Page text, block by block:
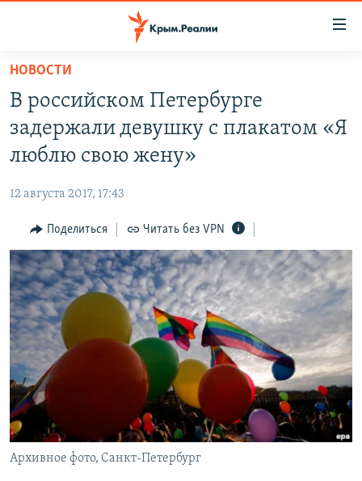
Вернуться
основному
содержанию
Вернутся
главной
навигации
Вернутся
поиску
СПЕЦПРОЕКТЫ
ГРУЗ 200
11 ЛЕТ ОККУПАЦИИ КРЫМА. 11 ИСТОРИЙ СОПРОТИВЛЕНИЯ
ВОДА
ЕЩЕ
ИНТЕРАКТИВ
ИНФОГРАФИКА
ТЕЛЕПРОЕКТ КРЫМ.РЕАЛИИ
СОВЕТЫ ПРАВОЗАЩИТНИКОВ
ПРОПАВШИЕ БЕЗ ВЕСТИ
ПОБЕДИТЕЛЕЙ НЕ СУДЯТ?
КРЫМ.НЕПОКОРЕННЫЙ
ELIFBE
УКРАИНСКАЯ ПРОБЛЕМА КРЫМА
РАДІО СВОБОДА
КАК ОБОЙТИ БЛОКИРОВКУ
Українською
Qırımtatar
ПРИСОЕДИНЯЙТЕСЬ!
НОВОСТИ
В российском Петербурге
задержали девушку с плакатом «Я
люблю свою жену»
12 августа 2017, 17:43
Поделиться Читать без VPN
Архивное фото, Санкт-Петербург